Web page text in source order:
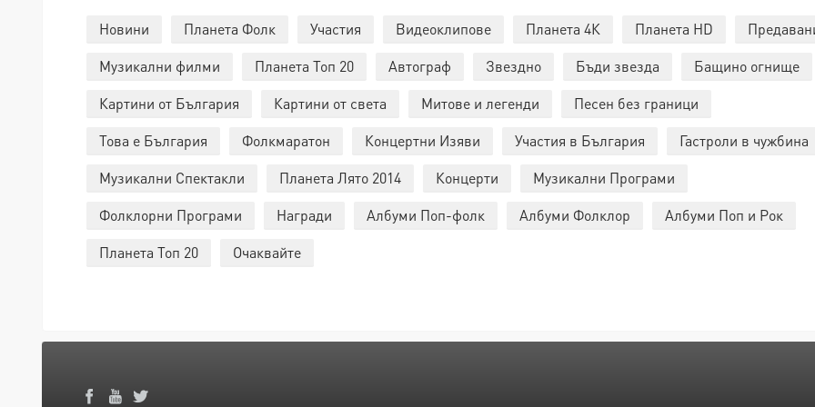
Новини Планета Фолк Участия Видеоклипове Планета 4К Планета HD
Музикални филми
Планета Топ 20 Автограф Звездно Бъди звезда
Бащино огнище
Картини от България
Картини от света Митове и легенди
Песен без граници
Това е България
Фолкмаратон Концертни Изяви Участия в България
Гастроли в чужбина
Музикални Спектакли
Планета Лято 2014 Концерти
Музикални Програми
Фолклорни Програми
Награди Албуми Поп-фолк Албуми Фолклор
Албуми Поп и Рок
Планета Топ 20
Очаквайте